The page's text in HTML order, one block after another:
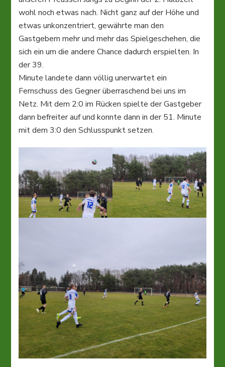
wohl noch etwas nach. Nicht ganz auf der Höhe und
etwas unkonzentriert, gewährte man den
Gastgebern mehr und mehr das Spielgeschehen, die
sich ein um die andere Chance dadurch erspielten. In
der 39.
Minute landete dann völlig unerwartet ein
Fernschuss des Gegner überraschend bei uns im
Netz. Mit dem 2:0 im Rücken spielte der Gastgeber
dann befreiter auf und konnte dann in der 51. Minute
mit dem 3:0 den Schlusspunkt setzen.